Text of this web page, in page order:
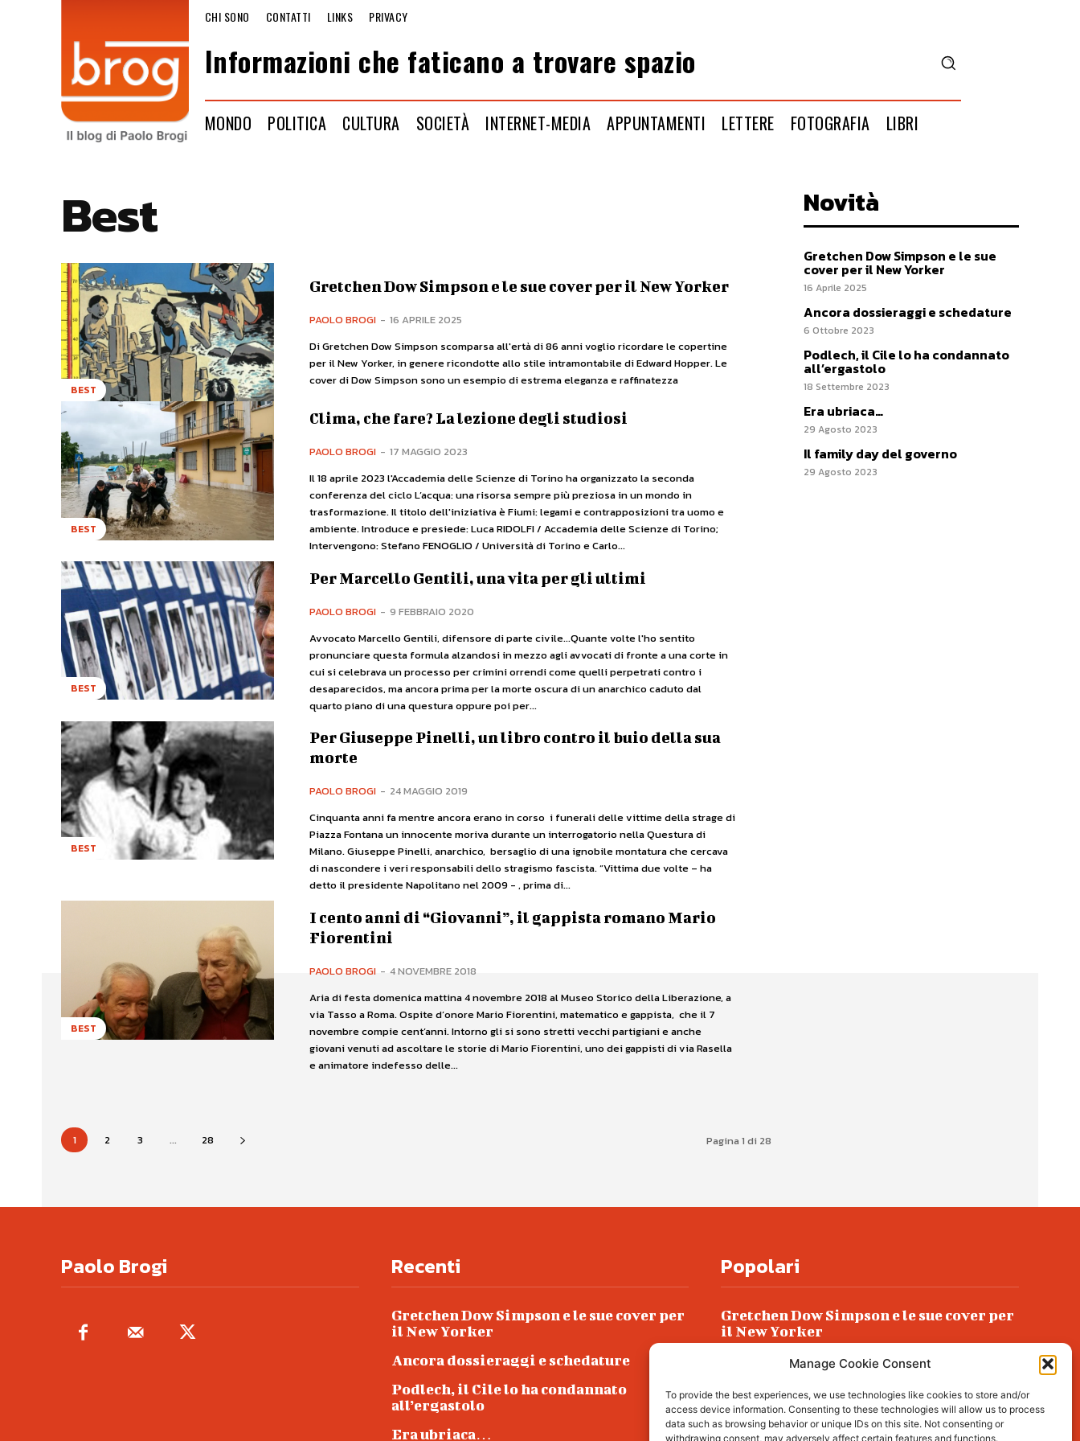
Manage Cookie Consent
To provide the best experiences, we use technologies like cookies to store and/or
access device information. Consenting to these technologies will allow us to process
data such as browsing behavior or unique IDs on this site. Not consenting or
withdrawing consent, may adversely affect certain features and functions.
CHI SONO CONTATTI LINKS PRIVACY
Informazioni che faticano a trovare spazio
MONDO POLITICA CULTURA SOCIETÀ INTERNET-MEDIA APPUNTAMENTI LETTERE FOTOGRAFIA LIBRI
Best
BEST
Gretchen Dow Simpson e le sue cover per il New Yorker
PAOLO BROGI - 16 APRILE 2025
Di Gretchen Dow Simpson scomparsa all'ertà di 86 anni voglio ricordare le copertine
per il New Yorker, in genere ricondotte allo stile intramontabile di Edward Hopper. Le
cover di Dow Simpson sono un esempio di estrema eleganza e raffinatezza
BEST
Clima, che fare? La lezione degli studiosi
PAOLO BROGI - 17 MAGGIO 2023
Il 18 aprile 2023 l'Accademia delle Scienze di Torino ha organizzato la seconda
conferenza del ciclo L’acqua: una risorsa sempre più preziosa in un mondo in
trasformazione. Il titolo dell'iniziativa è Fiumi: legami e contrapposizioni tra uomo e
ambiente. Introduce e presiede: Luca RIDOLFI / Accademia delle Scienze di Torino;
Intervengono: Stefano FENOGLIO / Università di Torino e Carlo...
BEST
Per Marcello Gentili, una vita per gli ultimi
PAOLO BROGI - 9 FEBBRAIO 2020
Avvocato Marcello Gentili, difensore di parte civile...Quante volte l'ho sentito
pronunciare questa formula alzandosi in mezzo agli avvocati di fronte a una corte in
cui si celebrava un processo per crimini orrendi come quelli perpetrati contro i
desaparecidos, ma ancora prima per la morte oscura di un anarchico caduto dal
quarto piano di una questura oppure poi per...
BEST
Per Giuseppe Pinelli, un libro contro il buio della sua
morte
PAOLO BROGI - 24 MAGGIO 2019
Cinquanta anni fa mentre ancora erano in corso i funerali delle vittime della strage di
Piazza Fontana un innocente moriva durante un interrogatorio nella Questura di
Milano. Giuseppe Pinelli, anarchico, bersaglio di una ignobile montatura che cercava
di nascondere i veri responsabili dello stragismo fascista. “Vittima due volte – ha
detto il presidente Napolitano nel 2009 - , prima di...
BEST
I cento anni di “Giovanni”, il gappista romano Mario
Fiorentini
PAOLO BROGI - 4 NOVEMBRE 2018
Aria di festa domenica mattina 4 novembre 2018 al Museo Storico della Liberazione, a
via Tasso a Roma. Ospite d’onore Mario Fiorentini, matematico e gappista, che il 7
novembre compie cent’anni. Intorno gli si sono stretti vecchi partigiani e anche
giovani venuti ad ascoltare le storie di Mario Fiorentini, uno dei gappisti di via Rasella
e animatore indefesso delle...
1 2 3 ... 28 Pagina 1 di 28
Novità
Gretchen Dow Simpson e le sue
cover per il New Yorker
16 Aprile 2025
Ancora dossieraggi e schedature
6 Ottobre 2023
Podlech, il Cile lo ha condannato
all’ergastolo
18 Settembre 2023
Era ubriaca…
29 Agosto 2023
Il family day del governo
29 Agosto 2023
Paolo Brogi Recenti
Gretchen Dow Simpson e le sue cover per
il New Yorker
Ancora dossieraggi e schedature
Podlech, il Cile lo ha condannato
all’ergastolo
Era ubriaca…
Popolari
Gretchen Dow Simpson e le sue cover per
il New Yorker
Ancora dossieraggi e schedature
Podlech, il Cile lo ha condannato
all’ergastolo
Era ubriaca…